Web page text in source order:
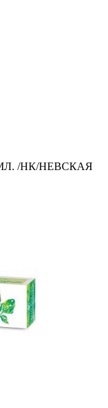
/НК/НЕВСКАЯ